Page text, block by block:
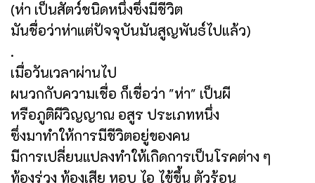
(ห่า เป็นสัตว์ชนิดหนึ่งซึ่งมีชีวิต
มันชื่อว่าห่าแต่ปัจจุบันมันสูญพันธ์ไปแล้ว)
.
เมื่อวันเวลาผ่านไป
ผนวกกับความเชื่อ ก็เชื่อว่า "ห่า" เป็นผี
หรือภูติผีวิญญาณ อสูร ประเภทหนึ่ง
ซึ่งมาทำให้การมีชีวิตอยู่ของคน
มีการเปลี่ยนแปลงทำให้เกิดการเป็นโรคต่าง ๆ
ท้องร่วง ท้องเสีย หอบ ไอ ไข้ขึ้น ตัวร้อน